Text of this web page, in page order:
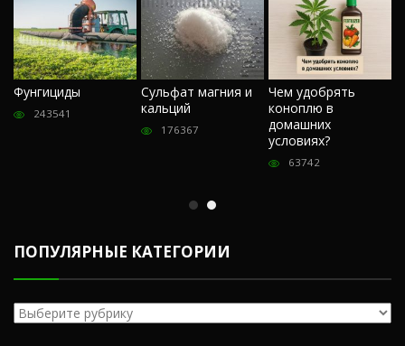
Фунгициды
243541
Сульфат магния и
кальций
176367
Чем удобрять
коноплю в
домашних
условиях?
63742
ПОПУЛЯРНЫЕ КАТЕГОРИИ
Популярные